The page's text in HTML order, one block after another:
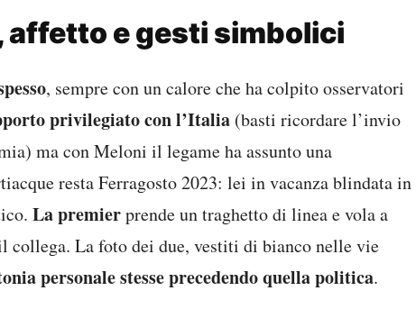
affetto e gesti simbolici
, sempre con un calore che ha colpito osservatori
privilegiato con l’Italia (basti ricordare l’invio
ma con Meloni il legame ha assunto una
resta Ferragosto 2023: lei in vacanza blindata in
La premierprende un traghetto di linea e vola a
collega. La foto dei due, vestiti di bianco nelle vie
personale stesse precedendo quella politica.